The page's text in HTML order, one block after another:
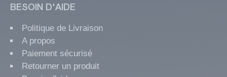
BESOIN D'AIDE
Politique de Livraison
A propos
Paiement sécurisé
Retourner un produit